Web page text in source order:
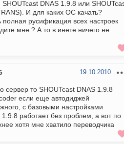
SHOUTcast DNAS 1.9.8 или
И для каких ОС качать?
полная русификация всех настроек
мне.? А то в инете ничего не
19.10.2010
сервер то SHOUTcast DNAS 1.9.8
если еще автодиджей
с базовыми настройками
работает без проблем, а вот по
хотя мне хватило переводчика